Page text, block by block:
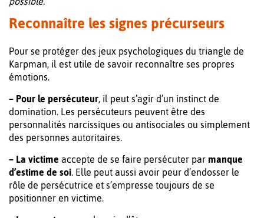
Reconnaître les signes précurseurs
Pour se protéger des jeux psychologiques du triangle de
Karpman, il est utile de savoir reconnaître ses propres
émotions.
– Pour le persécuteur, il peut s’agir d’un instinct de
domination. Les persécuteurs peuvent être des
personnalités narcissiques ou antisociales ou simplement
des personnes autoritaires.
– La victime accepte de se faire persécuter par manque
d’estime de soi. Elle peut aussi avoir peur d’endosser le
rôle de persécutrice et s’empresse toujours de se
positionner en victime.